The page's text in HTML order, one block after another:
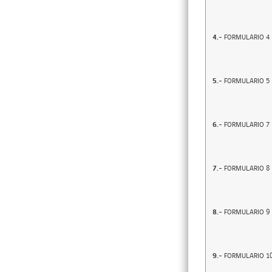
4.- FORMULARIO 4
5.- FORMULARIO 5
6.- FORMULARIO 7
7.- FORMULARIO 8
8.- FORMULARIO 9
9.- FORMULARIO